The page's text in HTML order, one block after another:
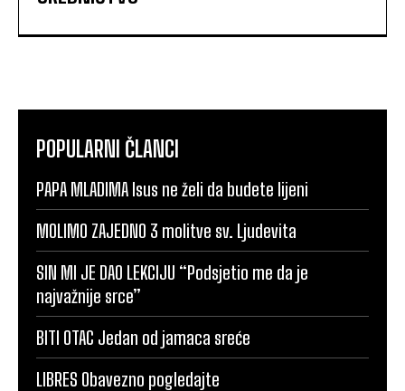
POPULARNI ČLANCI
PAPA MLADIMA Isus ne želi da budete lijeni
MOLIMO ZAJEDNO 3 molitve sv. Ljudevita
SIN MI JE DAO LEKCIJU “Podsjetio me da je
najvažnije srce”
BITI OTAC Jedan od jamaca sreće
LIBRES Obavezno pogledajte